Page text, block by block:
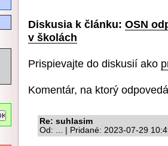
Diskusia k článku: OSN
v školách
Prispievajte do diskusií ako
Komentár, na ktorý
Re: suhlasim
Od: ... | Pridané: 2023-07-29